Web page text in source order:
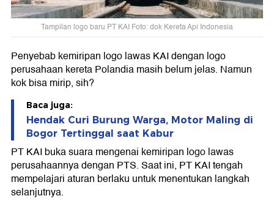
Tampilan logo baru PT KAI Foto: dok Kereta Api Indonesia
Penyebab kemiripan logo lawas KAI dengan logo
perusahaan kereta Polandia masih belum jelas. Namun
kok bisa mirip, sih?
Baca juga:
Hendak Curi Burung Warga, Motor Maling di
Bogor Tertinggal saat Kabur
PT KAI buka suara mengenai kemiripan logo lawas
perusahaannya dengan PTS. Saat ini, PT KAI tengah
mempelajari aturan berlaku untuk menentukan langkah
selanjutnya.